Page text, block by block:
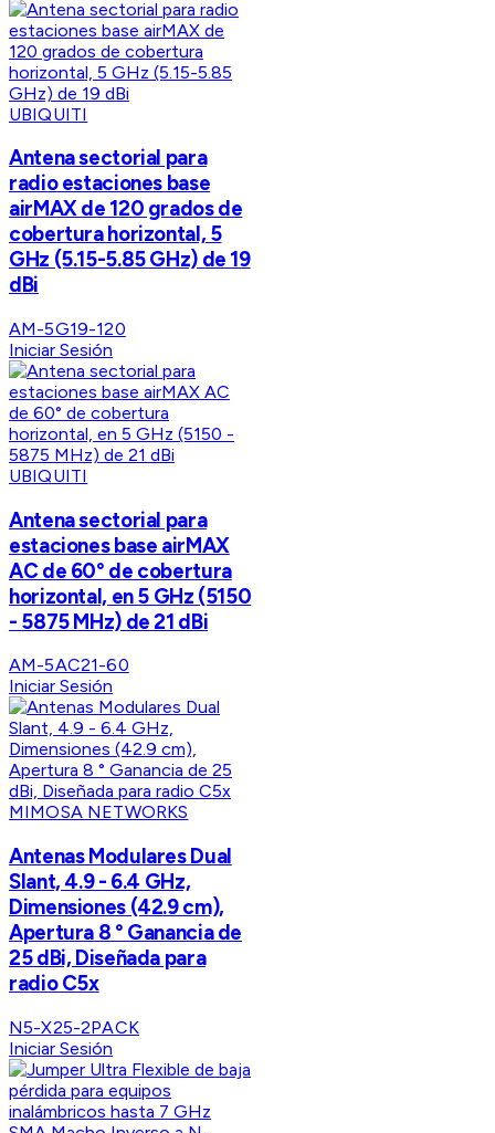
UBIQUITI
Antena sectorial para
radio estaciones base
airMAX de 120 grados de
cobertura horizontal, 5
GHz (5.15-5.85 GHz) de 19
dBi
AM-5G19-120
Iniciar Sesión
UBIQUITI
Antena sectorial para
estaciones base airMAX
AC de 60° de cobertura
horizontal, en 5 GHz (5150
- 5875 MHz) de 21 dBi
AM-5AC21-60
Iniciar Sesión
MIMOSA NETWORKS
Antenas Modulares Dual
Slant, 4.9 - 6.4 GHz,
Dimensiones (42.9 cm),
Apertura 8 ° Ganancia de
25 dBi, Diseñada para
radio C5x
N5-X25-2PACK
Iniciar Sesión